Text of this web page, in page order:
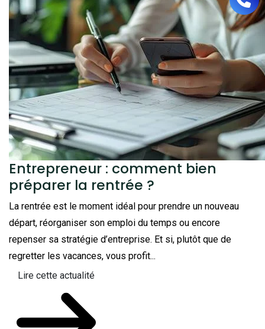
Entrepreneur : comment bien
préparer la rentrée ?
La rentrée est le moment idéal pour prendre un nouveau
départ, réorganiser son emploi du temps ou encore
repenser sa stratégie d’entreprise. Et si, plutôt que de
regretter les vacances, vous profit...
Lire cette actualité